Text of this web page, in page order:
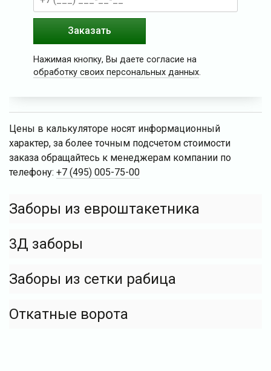
Заказать
Нажимая кнопку, Вы даете согласие на
обработку своих персональных данных.
Цены в калькуляторе носят информационный
характер, за более точным подсчетом стоимости
заказа обращайтесь к менеджерам компании по
телефону: +7 (495) 005-75-00
Заборы из евроштакетника
3Д заборы
Заборы из сетки рабица
Откатные ворота